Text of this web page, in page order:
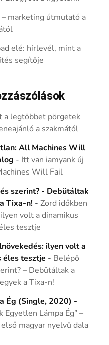
marketing útmutató a
elé: hírlevél, mint a
segítője
a legtöbbet pörgetek
a szakmától
All Machines Will
- Itt van iamyank új
Will Fail
szerint? - Debütáltak
Tixa-n! -Zord időkben
volt a dinamikus
tesztje
ilyen volt a
éles tesztje - Belépő
– Debütáltak a
a Tixa-n!
Ég (Single, 2020) -
Egyetlen Lámpa Ég” –
magyar nyelvű dala